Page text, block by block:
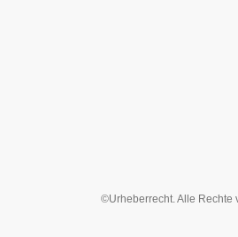
©Urheberrecht. Alle Rechte